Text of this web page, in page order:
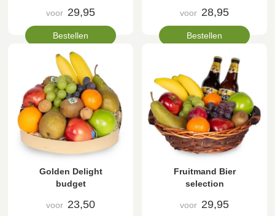
voor 29,95
Bestellen
voor 28,95
Bestellen
Golden Delight
budget
voor 23,50
Fruitmand Bier
selection
voor 29,95